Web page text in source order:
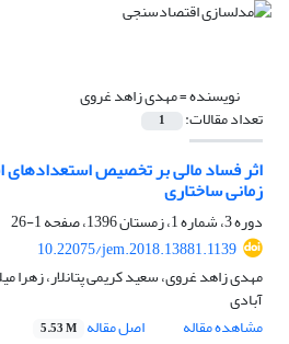
نویسنده =مهدی زاهد غروی
تعداد مقالات: 1
اثر فساد مالی بر تخصیص استعدادهای
زمانی ساختاری
دوره 3، شماره 1، زمستان 1396، صفحه
1-26
10.22075/jem.2018.13881.1139
مهدی زاهد غروی، سعید کریمی پتانلار، زهرا
آبادی
مشاهده مقاله
اصل مقاله 5.53 M